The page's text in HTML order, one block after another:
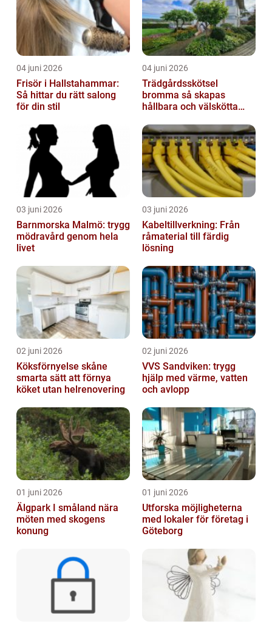
04 juni 2026
Frisör i Hallstahammar:
Så hittar du rätt salong
för din stil
04 juni 2026
Trädgårdsskötsel
bromma så skapas
hållbara och välskötta
03 juni 2026
Barnmorska Malmö: trygg
mödravård genom hela
livet
03 juni 2026
Kabeltillverkning: Från
råmaterial till färdig
lösning
02 juni 2026
Köksförnyelse skåne
smarta sätt att förnya
köket utan helrenovering
02 juni 2026
VVS Sandviken: trygg
hjälp med värme, vatten
och avlopp
01 juni 2026
Älgpark I småland nära
möten med skogens
konung
01 juni 2026
Utforska möjligheterna
med lokaler för företag i
Göteborg